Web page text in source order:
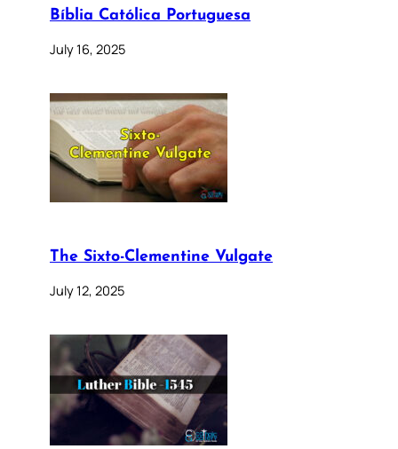
Bíblia Católica Portuguesa
July 16, 2025
The Sixto-Clementine Vulgate
July 12, 2025